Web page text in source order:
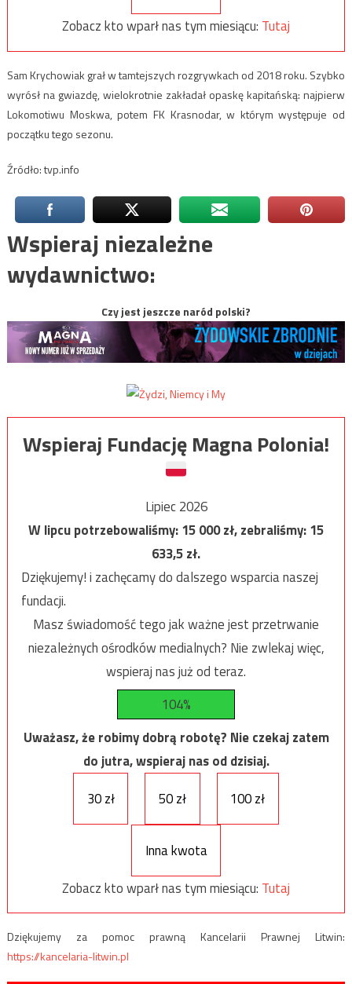
Zobacz kto wparł nas tym miesiącu: Tutaj
Sam Krychowiak grał w tamtejszych rozgrywkach od 2018 roku. Szybko
wyrósł na gwiazdę, wielokrotnie zakładał opaskę kapitańską: najpierw
Lokomotiwu Moskwa, potem FK Krasnodar, w którym występuje od
początku tego sezonu.
Źródło: tvp.info
Wspieraj niezależne
wydawnictwo:
Czy jest jeszcze naród polski?
Wspieraj Fundację Magna Polonia!
Lipiec 2026
W lipcu potrzebowaliśmy:15 000zł, zebraliśmy:15
633,5zł.
Dziękujemy! i zachęcamy do dalszego wsparcia naszej
fundacji.
Masz świadomość tego jak ważne jest przetrwanie
niezależnych ośrodków medialnych? Nie zwlekaj więc,
wspieraj nas już od teraz.
104%
Uważasz, że robimy dobrą robotę? Nie czekaj zatem
do jutra, wspieraj nas od dzisiaj.
30 zł
50 zł 100 zł
Inna kwota
Zobacz kto wparł nas tym miesiącu: Tutaj
Dziękujemy za pomoc prawną Kancelarii Prawnej Litwin:
https://kancelaria-litwin.pl